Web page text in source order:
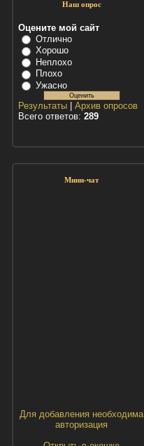
Наш опрос
Оцените мой сайт
Отлично
Хорошо
Неплохо
Плохо
Ужасно
Результаты| Архив опросов
Всего ответов: 289
Мини-чат
Для добавления необходима
авторизация